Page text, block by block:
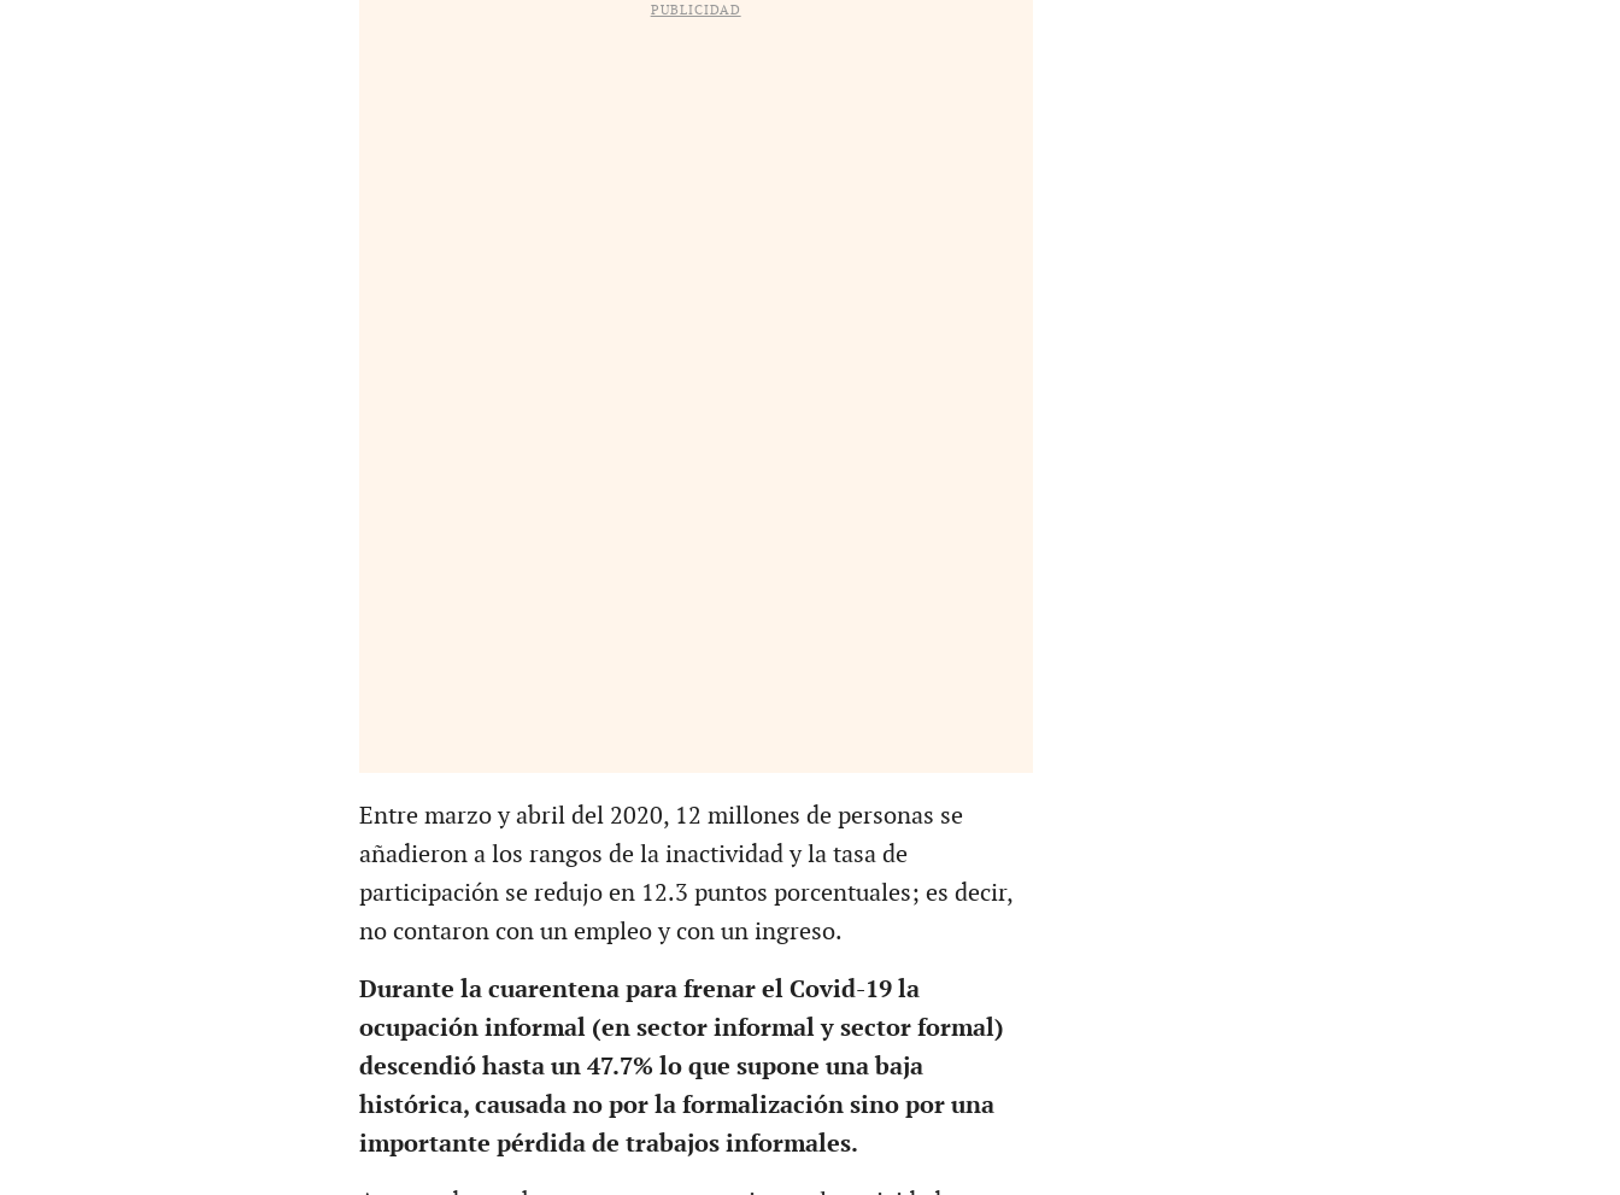
PUBLICIDAD
Entre marzo y abril del 2020, 12 millones de personas se
añadieron a los rangos de la inactividad y la tasa de
participación se redujo en 12.3 puntos porcentuales; es decir,
no contaron con un empleo y con un ingreso.
Durante la cuarentena para frenar el Covid-19 la
ocupación informal (en sector informal y sector formal)
descendió hasta un 47.7% lo que supone una baja
histórica, causada no por la formalización sino por una
importante pérdida de trabajos informales.